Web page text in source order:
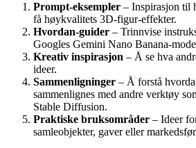
Prompt-eksempler – Inspirasjon til
få høykvalitets 3D-figur-effekter.
Hvordan-guider – Trinnvise
Googles Gemini Nano Banana-
Kreativ inspirasjon – Å se hva
ideer.
Sammenligninger – Å forstå
sammenlignes med andre verktøy
Stable Diffusion.
Praktiske bruksområder – Ideer
samleobjekter, gaver eller